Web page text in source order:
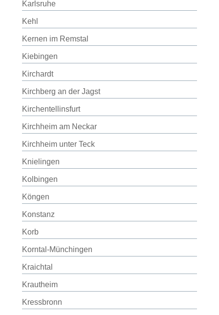
Karlsruhe
Kehl
Kernen im Remstal
Kiebingen
Kirchardt
Kirchberg an der Jagst
Kirchentellinsfurt
Kirchheim am Neckar
Kirchheim unter Teck
Knielingen
Kolbingen
Köngen
Konstanz
Korb
Korntal-Münchingen
Kraichtal
Krautheim
Kressbronn